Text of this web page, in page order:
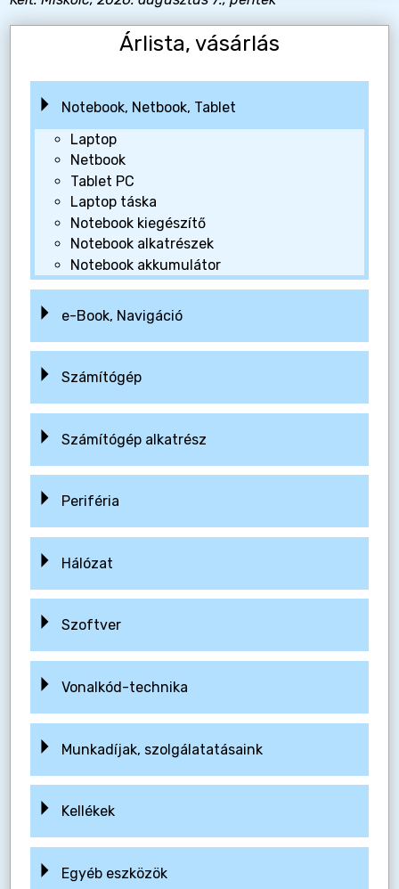
Árlista, vásárlás
Notebook, Netbook, Tablet
Laptop
Netbook
Tablet PC
Laptop táska
Notebook kiegészítő
Notebook alkatrészek
Notebook akkumulátor
e-Book, Navigáció
Számítógép
Számítógép alkatrész
Periféria
Hálózat
Szoftver
Vonalkód-technika
Munkadíjak, szolgálatatásaink
Kellékek
Egyéb eszközök